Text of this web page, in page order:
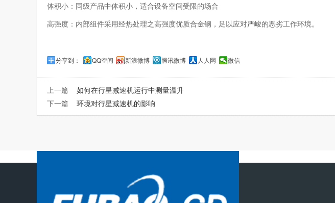
体积小：同级产品中体积小，适合设备空间受限的场合
高强度：内部组件采用经热处理之高强度优质合金钢，足以应对严峻的恶劣工作环境。
分享到： QQ空间 新浪微博 腾讯微博 人人网 微信
上一篇 如何在行星减速机运行中测量温升
下一篇 环境对行星减速机的影响